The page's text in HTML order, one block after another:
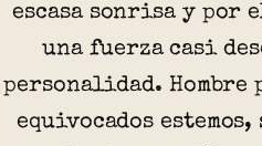
escasa sonrisa y por
una fuerza casi
personalidad. Hombre
equivocados